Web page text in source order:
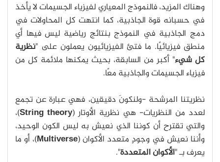
وهناك المزيد، فالنموذج المعياري لفيزياء الجسيمات لا يأخذ
في حسبانه قوة الجاذبية، كما انتهت كل المحاولات في
دمج الجاذبية في النموذج بنتائج رياضية ليس فيها أي
منطق فيزيائيًا. ما فتئ الفيزيائيون يعملون على "نظرية
كل شيء" أكبر من السابقة، بحيث يمكنها ملائمة كل من
فيزياء الجسيمات والجاذبية معًا.
نظريتنا المرشحة -ولنكونَ دقيقين، فهي عبارة عن تجمع
لعدد من النظريات- هي نظرية الأوتار (String theory)،
والتي تقترح أن كوننا الذي نعيش به ليس الكون الوحيد،
وأننا نعيش في وجودٍ متعدد الأكوان (Multiverse)، أو ما
يعرف بـ "الأكوان المتعددة".